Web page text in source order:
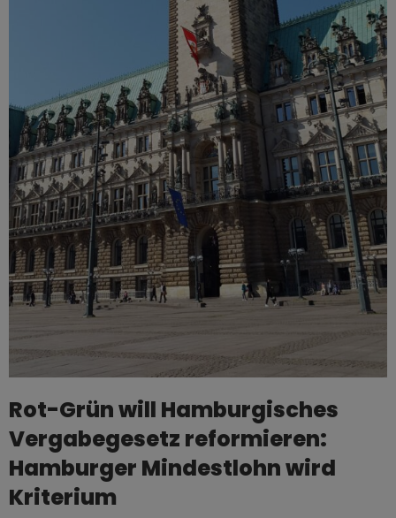
Rot-Grün will Hamburgisches
Vergabegesetz reformieren:
Hamburger Mindestlohn wird
Kriterium